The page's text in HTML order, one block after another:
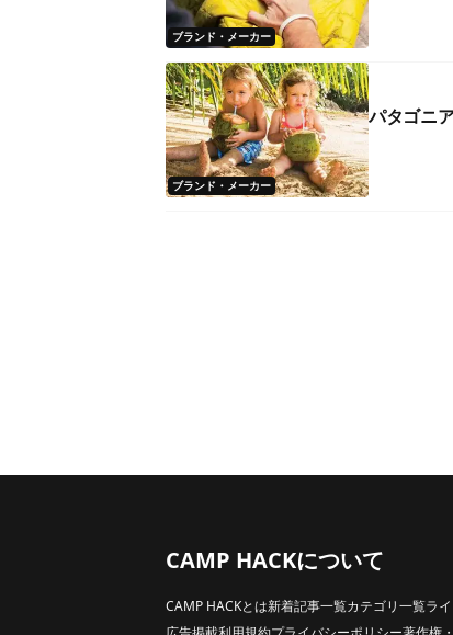
ブランド・メーカー
ブランド・メーカー
パタゴニ
CAMP HACKについて
CAMP HACKとは新着記事一覧カテゴリ一覧ラ